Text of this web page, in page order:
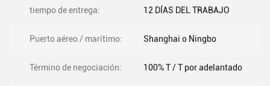
tiempo de entrega: 12 DÍAS DEL TRABAJO
Puerto aéreo / marítimo: Shanghai o Ningbo
Término de negociación: 100% T / T por adelantado